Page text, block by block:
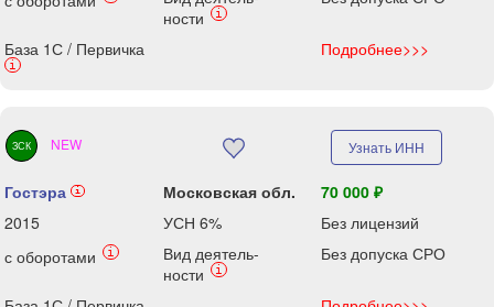
ности
i
База 1С / Первичка
i
Подробнее>>>
ЗСК NEW Узнать ИНН
Гостэра i Московская обл.
70 000 ₽
2015
УСН 6%
Без лицензий
с оборотами
i
Вид деятель-
ности
i
Без допуска СРО